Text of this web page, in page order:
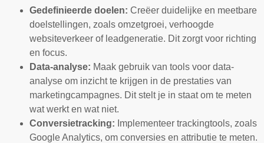
Gedefinieerde doelen: Creëer duidelijke en meetbare
doelstellingen, zoals omzetgroei, verhoogde
websiteverkeer of leadgeneratie. Dit zorgt voor richting
en focus.
Data-analyse: Maak gebruik van tools voor data-
analyse om inzicht te krijgen in de prestaties van
marketingcampagnes. Dit stelt je in staat om te meten
wat werkt en wat niet.
Conversietracking: Implementeer trackingtools, zoals
Google Analytics, om conversies en attributie te meten.